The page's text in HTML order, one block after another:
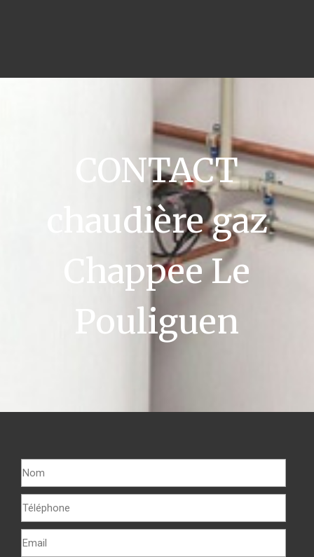
CONTACT
chaudière gaz
Chappee Le
Pouliguen